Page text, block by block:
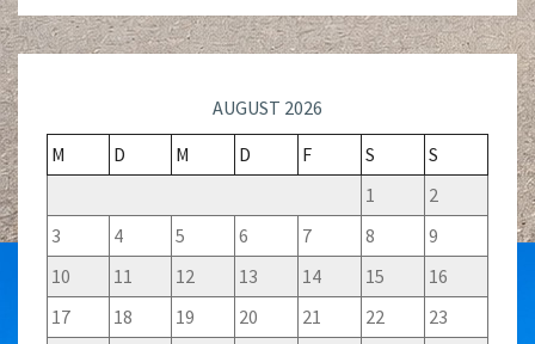
AUGUST 2026
M
D M D F S
S
1
2
3
4 5 6 7 8
9
10
11 12 13 14 15
16
17
18 19 20 21 22
23